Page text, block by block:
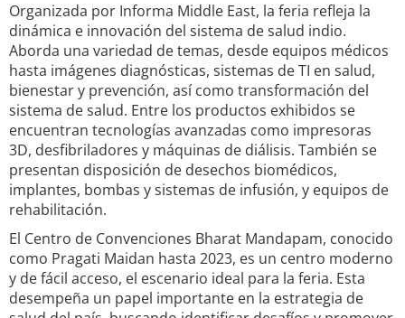
Organizada por Informa Middle East, la feria refleja la
dinámica e innovación del sistema de salud indio.
Aborda una variedad de temas, desde equipos médicos
hasta imágenes diagnósticas, sistemas de TI en salud,
bienestar y prevención, así como transformación del
sistema de salud. Entre los productos exhibidos se
encuentran tecnologías avanzadas como impresoras
3D, desfibriladores y máquinas de diálisis. También se
presentan disposición de desechos biomédicos,
implantes, bombas y sistemas de infusión, y equipos de
rehabilitación.
El Centro de Convenciones Bharat Mandapam, conocido
como Pragati Maidan hasta 2023, es un centro moderno
y de fácil acceso, el escenario ideal para la feria. Esta
desempeña un papel importante en la estrategia de